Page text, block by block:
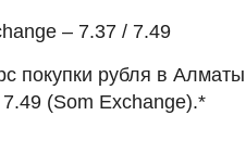
– 7.37 / 7.49
покупки рубля в
(Som Exchange).*